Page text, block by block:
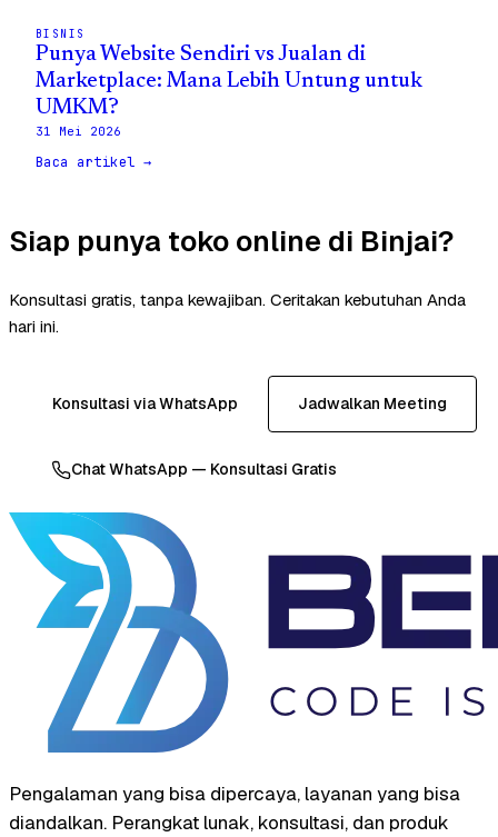
BISNIS
Punya Website Sendiri vs Jualan di
Marketplace: Mana Lebih Untung untuk
UMKM?
31 Mei 2026
Baca artikel →
Siap punya toko online di Binjai?
Konsultasi gratis, tanpa kewajiban. Ceritakan kebutuhan Anda
hari ini.
Konsultasi via WhatsApp Jadwalkan Meeting
Chat WhatsApp — Konsultasi Gratis
Pengalaman yang bisa dipercaya, layanan yang bisa
diandalkan. Perangkat lunak, konsultasi, dan produk